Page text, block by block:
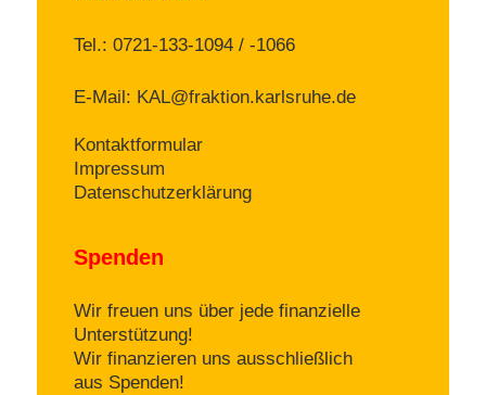
Tel.: 0721-133-1094 / -1066
E-Mail: KAL@fraktion.karlsruhe.de
Kontaktformular
Impressum
Datenschutzerklärung
Spenden
Wir freuen uns über jede finanzielle
Unterstützung!
Wir finanzieren uns ausschließlich
aus Spenden!